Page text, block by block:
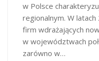
w Polsce
regionalnym. W
firm wdrażających
w województwach
zarówno w…